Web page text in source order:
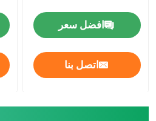
افضل سعر
اتصل بنا